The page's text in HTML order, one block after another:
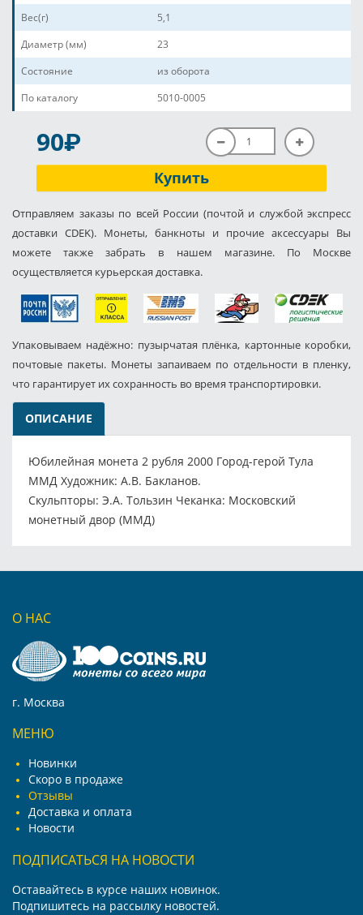
Вес(г)
5,1
Диаметр (мм)
23
Состояние
из оборота
По каталогу
5010-0005
90P
Купить
Отправляем заказы по всей России (почтой и службой экспресс
доставки CDEK). Монеты, банкноты и прочие аксессуары Вы
можете также забрать в нашем магазине. По Москве
осуществляется курьерская доставка.
Упаковываем надёжно: пузырчатая плёнка, картонные коробки,
почтовые пакеты. Монеты запаиваем по отдельности в пленку,
что гарантирует их сохранность во время транспортировки.
ОПИСАНИЕ
Юбилейная монета 2 рубля 2000 Город-герой Тула
ММД Художник: А.В. Бакланов.
Скульпторы: Э.А. Тользин Чеканка: Московский
монетный двор (ММД)
О НАС
г. Москва
МЕНЮ
Новинки
Скоро в продаже
Отзывы
Доставка и оплата
Новости
ПОДПИСАТЬСЯ НА НОВОСТИ
Оставайтесь в курсе наших новинок.
Подпишитесь на рассылку новостей.